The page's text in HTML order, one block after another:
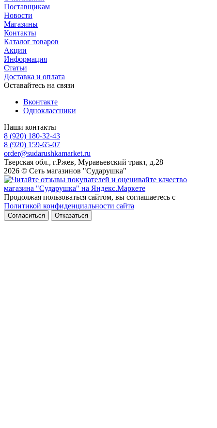
Поставщикам
Новости
Магазины
Контакты
Каталог товаров
Акции
Информация
Статьи
Доставка и оплата
Оставайтесь на связи
Вконтакте
Одноклассники
Наши контакты
8 (920) 180-32-43
8 (920) 159-65-07
order@sudarushkamarket.ru
Тверская обл., г.Ржев, Муравьевский тракт, д.28
2026 © Сеть магазинов "Сударушка"
Продолжая пользоваться сайтом, вы соглашаетесь с
Политикой конфиденциальности сайта
Согласиться Отказаться